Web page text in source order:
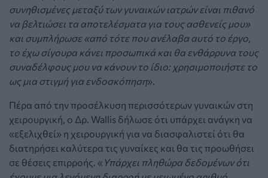
συνηθισμένες μεταξύ των γυναικών ιατρών είναι πιθανό
να βελτιώσει τα αποτελέσματα για τους ασθενείς μου»
και συμπλήρωσε «από τότε που ανέλαβα αυτό το έργο,
το έχω σίγουρα κάνει προσωπικά και θα ενθάρρυνα τους
συναδέλφους μου να κάνουν το ίδιο: χρησιμοποιήστε το
ως μια στιγμή για ενδοσκόπηση».
Πέρα από την προσέλκυση περισσότερων γυναικών στη
χειρουργική, ο Δρ. Wallis δήλωσε ότι υπάρχει ανάγκη να
«εξελιχθεί» η χειρουργική για να διασφαλιστεί ότι θα
διατηρήσει καλύτερα τις γυναίκες και θα τις προωθήσει
σε θέσεις επιρροής. « Υπάρχει πληθώρα δεδομένων ότι